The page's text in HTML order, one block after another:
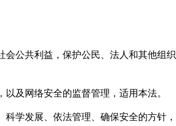
公共利益，保护公民、法人和其他组织
及网络安全的监督管理，适用本法。
学发展、依法管理、确保安全的方针，